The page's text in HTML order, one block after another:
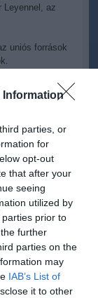
Information
parties, or
for
opt-out
that after your
seeing
utilized by
prior to
further
parties on the
may
IAB’s List of
it to other
Leyennel, az
uniós források
hogy lesz egy
felügyelő
egy olyan
működési
nem tartoznak
az MCC-t is.
vagy az új
network nézeteit